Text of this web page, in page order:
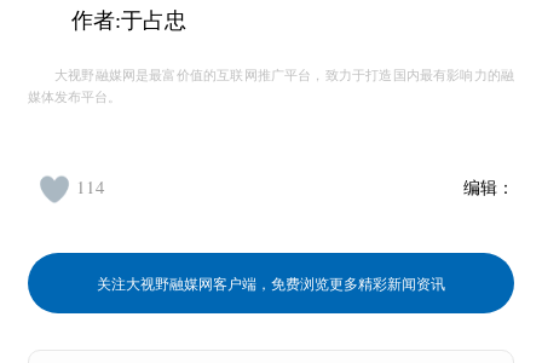
作者:于占忠
大视野融媒网是最富价值的互联网推广平台，致力于打造国内最有影响力的融
媒体发布平台。
编辑：
114
关注大视野融媒网客户端，免费浏览更多精彩新闻资讯